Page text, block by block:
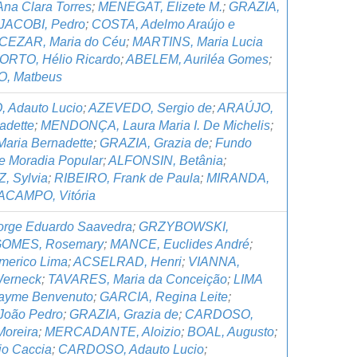
Clara Torres; MENEGAT, Elizete M.; GRAZIA,
Pedro; COSTA, Adelmo Araújo e
Maria do Céu; MARTINS, Maria Lucia
Hélio Ricardo;ABELEM, Auriléa Gomes;
Matbeus
Adauto Lucio;AZEVEDO, Sergio de;ARAÚJO,
; MENDONÇA, Laura Maria I. De Michelis;
Bernadette; GRAZIA, Grazia de; Fundo
Moradia Popular;ALFONSIN, Betânia;
Sylvia; RIBEIRO, Frank de Paula; MIRANDA,
Vitória
Eduardo Saavedra; GRZYBOWSKI,
Rosemary; MANCE, Euclides André;
Lima;ACSELRAD, Henri; VIANNA,
; TAVARES, Maria da Conceição; LIMA
Benvenuto; GARCIA, Regina Leite;
Pedro; GRAZIA, Grazia de; CARDOSO,
; MERCADANTE, Aloizio; BOAL, Augusto;
Caccia; CARDOSO, Adauto Lucio;